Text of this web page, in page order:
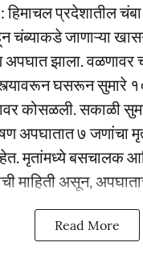
प्रदेशातील चंबा
चंब्याकडे जाणाऱ्या
झाला. वळणावर
घसरून सुमारे
कोसळली. सकाळी
अपघातात ७ जणांचा
मृतांमध्ये बसचालक
माहिती असून,
Read More